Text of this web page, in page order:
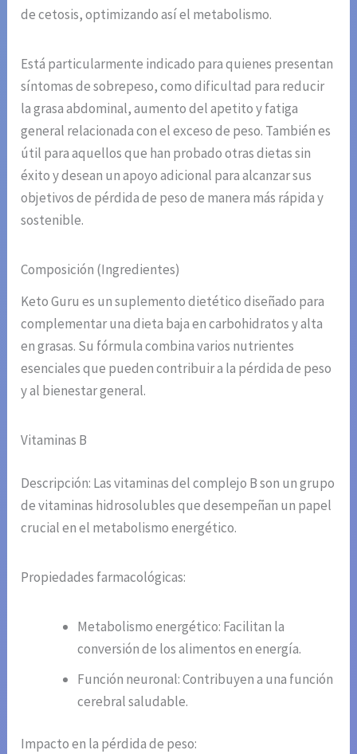
de cetosis, optimizando así el metabolismo.
Está particularmente indicado para quienes presentan
síntomas de sobrepeso, como dificultad para reducir
la grasa abdominal, aumento del apetito y fatiga
general relacionada con el exceso de peso. También es
útil para aquellos que han probado otras dietas sin
éxito y desean un apoyo adicional para alcanzar sus
objetivos de pérdida de peso de manera más rápida y
sostenible.
Composición (Ingredientes)
Keto Guru es un suplemento dietético diseñado para
complementar una dieta baja en carbohidratos y alta
en grasas. Su fórmula combina varios nutrientes
esenciales que pueden contribuir a la pérdida de peso
y al bienestar general.
Vitaminas B
Descripción: Las vitaminas del complejo B son un grupo
de vitaminas hidrosolubles que desempeñan un papel
crucial en el metabolismo energético.
Propiedades farmacológicas:
Metabolismo energético: Facilitan la
conversión de los alimentos en energía.
Función neuronal: Contribuyen a una función
cerebral saludable.
Impacto en la pérdida de peso: